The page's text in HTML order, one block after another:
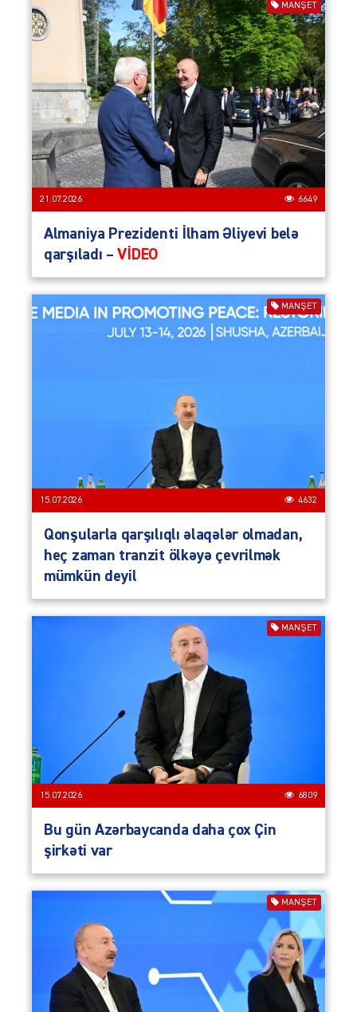
MANŞET
21.07.2026 6649
Almaniya Prezidenti İlham Əliyevi belə
qarşıladı –VİDEO
MANŞET
15.07.2026 4632
Qonşularla qarşılıqlı əlaqələr olmadan,
heç zaman tranzit ölkəyə çevrilmək
mümkün deyil
MANŞET
15.07.2026 6809
Bu gün Azərbaycanda daha çox Çin
şirkəti var
MANŞET